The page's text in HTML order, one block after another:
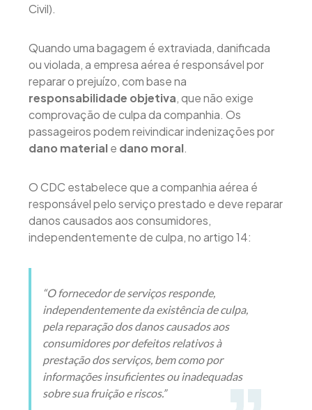
Civil).
Quando uma bagagem é extraviada, danificada
ou violada, a empresa aérea é responsável por
reparar o prejuízo, com base na
responsabilidade objetiva, que não exige
comprovação de culpa da companhia. Os
passageiros podem reivindicar indenizações por
dano materiale dano moral.
O CDC estabelece que a companhia aérea é
responsável pelo serviço prestado e deve reparar
danos causados aos consumidores,
independentemente de culpa, no artigo 14:
“O fornecedor de serviços responde,
independentemente da existência de culpa,
pela reparação dos danos causados aos
consumidores por defeitos relativos à
prestação dos serviços, bem como por
informações insuficientes ou inadequadas
sobre sua fruição e riscos.”